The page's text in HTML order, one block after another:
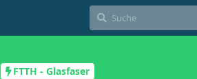
FTTH - Glasfaser